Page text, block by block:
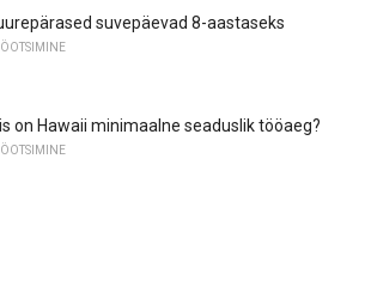
suvepäevad 8-aastaseks
on Hawaii minimaalne seaduslik tööaeg?